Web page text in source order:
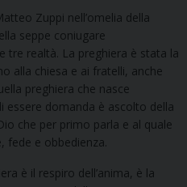
Zuppi nell’omelia della
seppe coniugare
tre realtà. La preghiera è stata la
alla chiesa e ai fratelli, anche
preghiera che nasce
essere domanda è ascolto della
che per primo parla e al quale
fede e obbedienza.
è il respiro dell’anima, è la